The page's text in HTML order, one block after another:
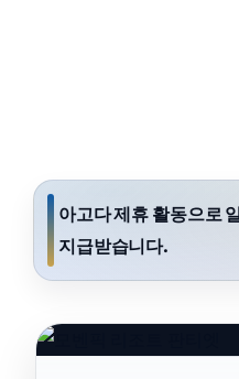
아고다 제휴 활동으로
지급받습니다.